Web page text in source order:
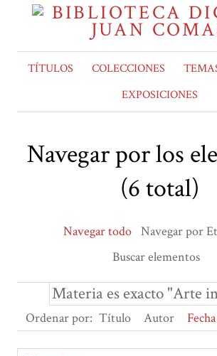
TÍTULOS COLECCIONES
EXPOSICIONES
Navegar por los
(6 total)
Navegar todo Navegar por
Buscar elementos
Materia es exacto "Arte
Ordenar por: Título Autor